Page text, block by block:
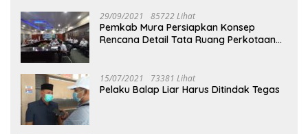
29/09/2021 85722 Lihat
Pemkab Mura Persiapkan Konsep
Rencana Detail Tata Ruang Perkotaan
15/07/2021 73381 Lihat
Pelaku Balap Liar Harus Ditindak Tegas